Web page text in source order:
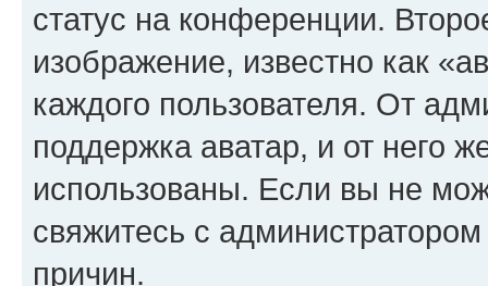
статус на конференции.
изображение, известно как
каждого пользователя. От
поддержка аватар, и от него
использованы. Если вы не
свяжитесь с
причин.